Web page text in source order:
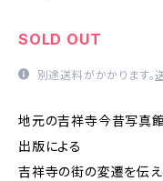
SOLD OUT
別途送料がかかります。
地元の吉祥寺今昔写真
出版による
吉祥寺の街の変遷を伝え